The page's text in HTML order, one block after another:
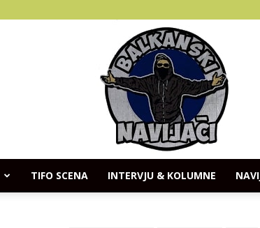
TIFO SCENA INTERVJU & KOLUMNE